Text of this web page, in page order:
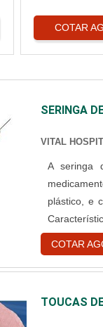
COTAR
SERINGA
VITAL
A seringa
plástico, e
utilizadas
como: Fácil
COTAR
TOUCAS